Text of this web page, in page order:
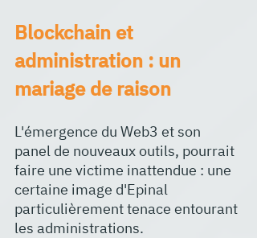
Blockchain et
administration : un
mariage de raison
L'émergence du Web3 et son
panel de nouveaux outils, pourrait
faire une victime inattendue : une
certaine image d'Epinal
particulièrement tenace entourant
les administrations.